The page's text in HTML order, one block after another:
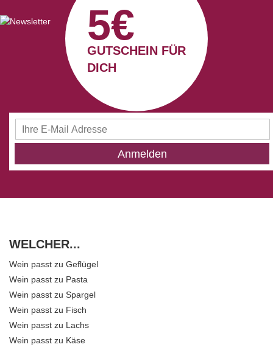
5€
GUTSCHEIN FÜR
DICH
Anmeldung
Anmelden
WELCHER...
Wein passt zu Geflügel
Wein passt zu Pasta
Wein passt zu Spargel
Wein passt zu Fisch
Wein passt zu Lachs
Wein passt zu Käse